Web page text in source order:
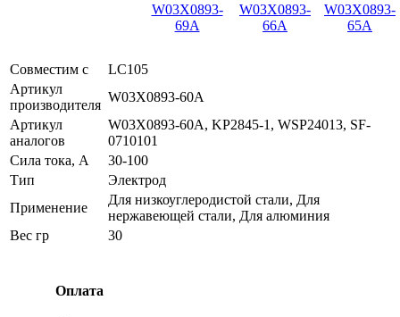
W03X0893-
69A
W03X0893-
66A
W03X0893-
65A
Совместим с
LC105
Артикул
производителя
W03X0893-60A
Артикул
аналогов
W03X0893-60A, KP2845-1, WSP24013, SF-
0710101
Сила тока, А
30-100
Тип
Электрод
Применение
Для низкоуглеродистой стали, Для
нержавеющей стали, Для алюминия
Вес гр
30
Оплата